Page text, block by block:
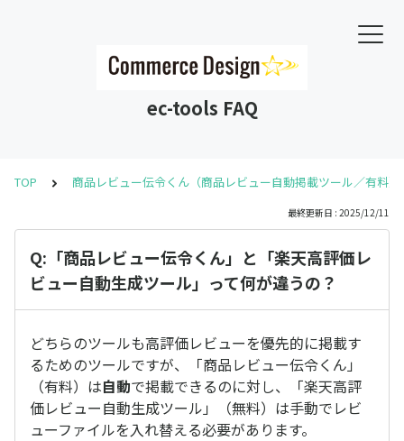
ec-tools FAQ
TOP 商品レビュー伝令くん（商品レビュー自動掲載ツール／有料）
最終更新日 : 2025/12/11
Q:「商品レビュー伝令くん」と「楽天高評価レ
ビュー自動生成ツール」って何が違うの？
どちらのツールも高評価レビューを優先的に掲載す
るためのツールですが、「商品レビュー伝令くん」
（有料）は自動で掲載できるのに対し、「楽天高評
価レビュー自動生成ツール」（無料）は手動でレビ
ューファイルを入れ替える必要があります。